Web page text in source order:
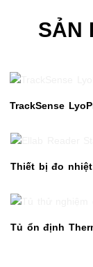
SẢN
TrackSense
Thiết bị đo
Tủ ổn định